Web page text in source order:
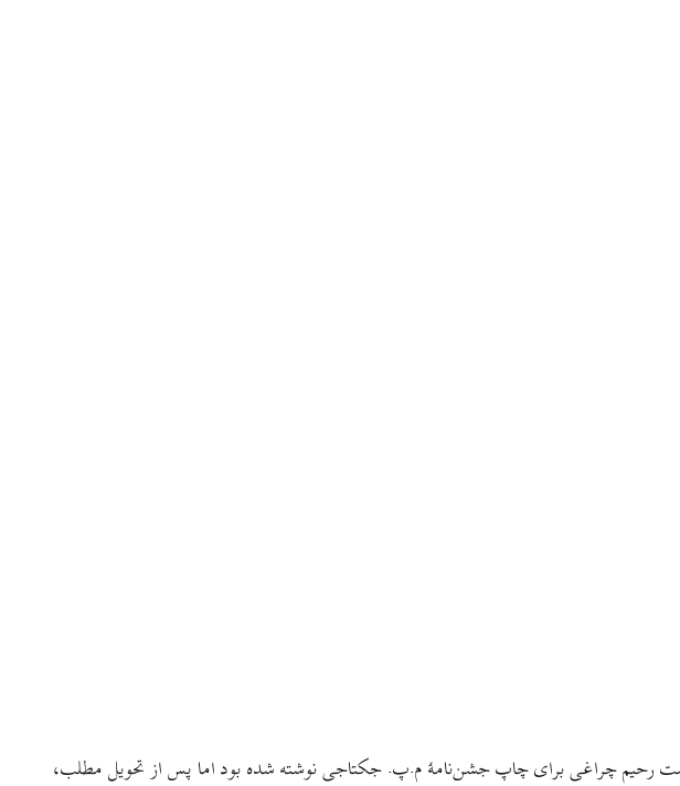
رحیم چراغی برای چاپ جشن‌نامهٔ م.پ. جکتاجی نوشته شده بود اما پس از تحویل مطلب،